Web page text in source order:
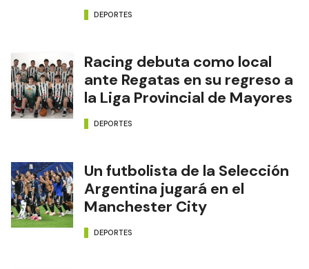
DEPORTES
Racing debuta como local
ante Regatas en su regreso a
la Liga Provincial de Mayores
DEPORTES
Un futbolista de la Selección
Argentina jugará en el
Manchester City
DEPORTES